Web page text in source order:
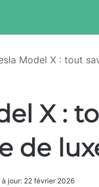
Model X : tout
X :
de
à jour: 22 février 2026